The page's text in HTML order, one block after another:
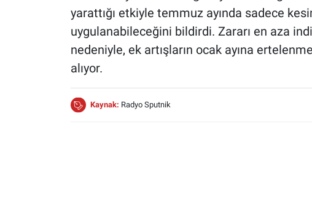
yarattığı etkiyle temmuz ayında sadece
uygulanabileceğini bildirdi. Zararı en aza
nedeniyle, ek artışların ocak ayına
alıyor.
Kaynak: Radyo Sputnik